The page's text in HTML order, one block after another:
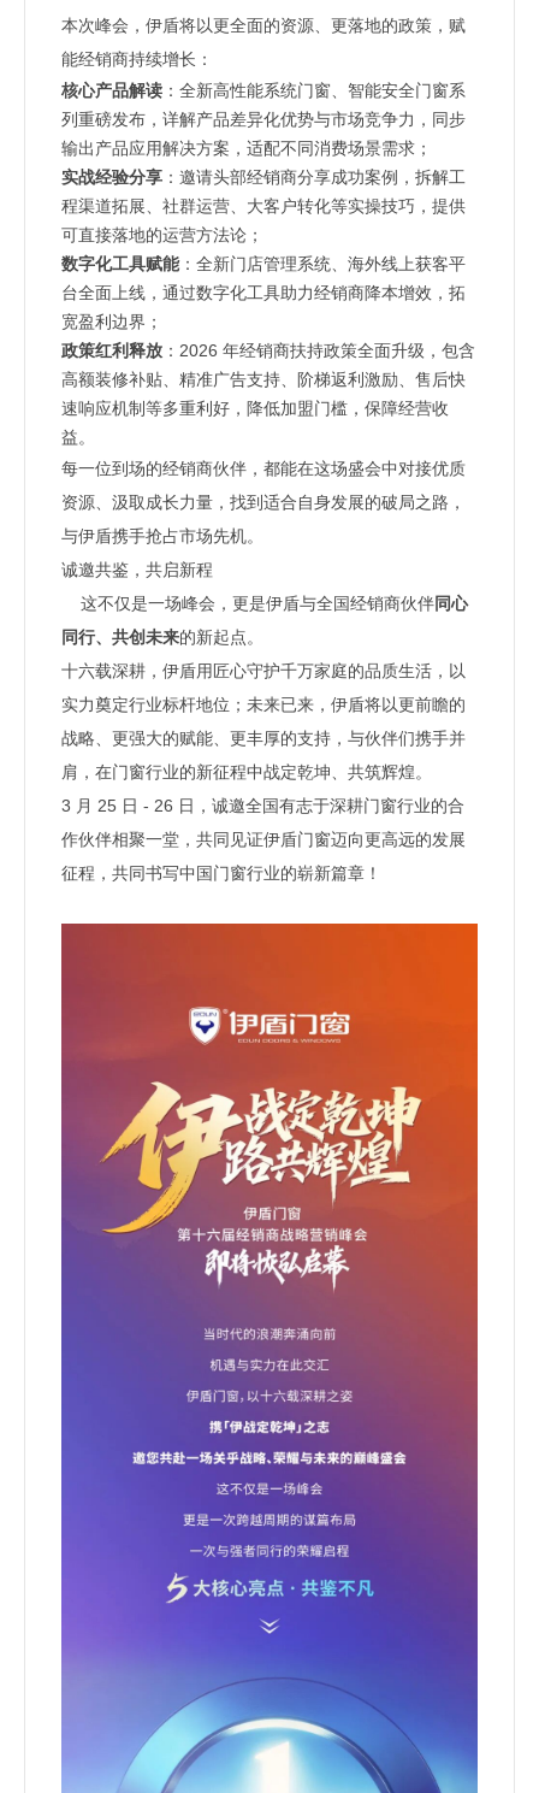
本次峰会，伊盾将以更全面的资源、更落地的政策，赋
能经销商持续增长：
核心产品解读 ：全新高性能系统门窗、智能安全门窗系
列重磅发布，详解产品差异化优势与市场竞争力，同步
输出产品应用解决方案，适配不同消费场景需求；
实战经验分享 ：邀请头部经销商分享成功案例，拆解工
程渠道拓展、社群运营、大客户转化等实操技巧，提供
可直接落地的运营方法论；
数字化工具赋能：全新门店管理系统、海外线上获客平
台全面上线，通过数字化工具助力经销商降本增效，拓
宽盈利边界；
政策红利释放 ：2026 年经销商扶持政策全面升级，包含
高额装修补贴、精准广告支持、阶梯返利激励、售后快
速响应机制等多重利好，降低加盟门槛，保障经营收
益。
每一位到场的经销商伙伴，都能在这场盛会中对接优质
资源、汲取成长力量，找到适合自身发展的破局之路，
与伊盾携手抢占市场先机。
诚邀共鉴，共启新程
这不仅是一场峰会，更是伊盾与全国经销商伙伴同心
同行、共创未来的新起点。
十六载深耕，伊盾用匠心守护千万家庭的品质生活，以
实力奠定行业标杆地位；未来已来，伊盾将以更前瞻的
战略、更强大的赋能、更丰厚的支持，与伙伴们携手并
肩，在门窗行业的新征程中战定乾坤、共筑辉煌。
3 月 25 日 - 26 日，诚邀全国有志于深耕门窗行业的合
作伙伴相聚一堂，共同见证伊盾门窗迈向更高远的发展
征程，共同书写中国门窗行业的崭新篇章！